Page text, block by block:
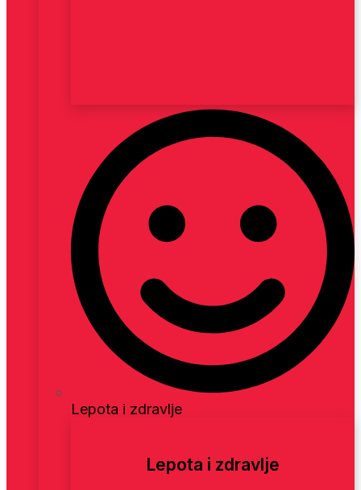
Lepota i zdravlje
Lepota i zdravlje